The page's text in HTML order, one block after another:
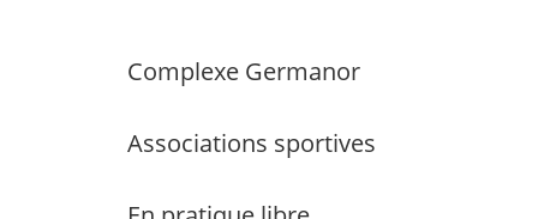
Complexe Germanor
Associations sportives